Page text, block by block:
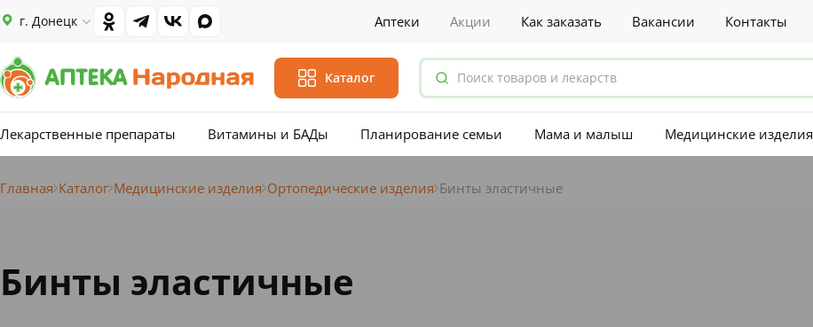
г. Донецк Аптеки Акции Как заказать Вакансии Контакты
Каталог
Лекарственные препараты Витамины и БАДы Планирование семьи Мама и малыш Медицинские изделия
Главная Каталог Медицинские изделия Ортопедические изделия Бинты эластичные
Бинты эластичные